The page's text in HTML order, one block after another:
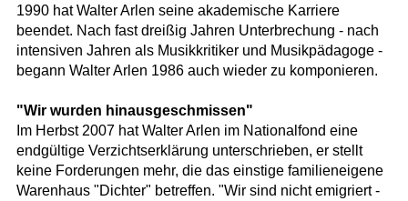
1990 hat Walter Arlen seine akademische Karriere
beendet. Nach fast dreißig Jahren Unterbrechung - nach
intensiven Jahren als Musikkritiker und Musikpädagoge -
begann Walter Arlen 1986 auch wieder zu komponieren.
"Wir wurden hinausgeschmissen"
Im Herbst 2007 hat Walter Arlen im Nationalfond eine
endgültige Verzichtserklärung unterschrieben, er stellt
keine Forderungen mehr, die das einstige familieneigene
Warenhaus "Dichter" betreffen. "Wir sind nicht emigriert -